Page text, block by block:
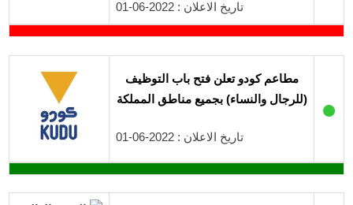
تاريخ الاعلان : 2022-06-01
●
مطاعم كودو تعلن فتح باب التوظيف
(للرجال والنساء) بجميع مناطق المملكة
تاريخ الاعلان : 2022-06-01